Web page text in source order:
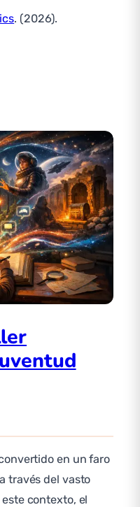
. (2026).
en un faro
través del vasto
contexto, el